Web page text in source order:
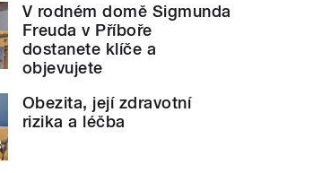
V rodném domě Sigmunda
Freuda v Příboře
dostanete klíče a
objevujete
Obezita, její zdravotní
rizika a léčba